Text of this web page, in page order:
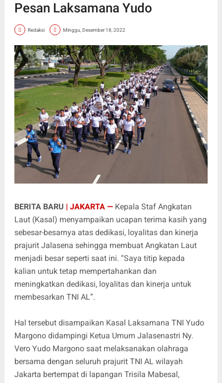
Pesan Laksamana Yudo
Redaksi Minggu, Desember 18, 2022
BERITA BARU | JAKARTA — Kepala Staf Angkatan
Laut (Kasal) menyampaikan ucapan terima kasih yang
sebesar-besarnya atas dedikasi, loyalitas dan kinerja
prajurit Jalasena sehingga membuat Angkatan Laut
menjadi besar seperti saat ini. “Saya titip kepada
kalian untuk tetap mempertahankan dan
meningkatkan dedikasi, loyalitas dan kinerja untuk
membesarkan TNI AL”.
Hal tersebut disampaikan Kasal Laksamana TNI Yudo
Margono didampingi Ketua Umum Jalasenastri Ny.
Vero Yudo Margono saat melaksanakan olahraga
bersama dengan seluruh prajurit TNI AL wilayah
Jakarta bertempat di lapangan Trisila Mabesal,